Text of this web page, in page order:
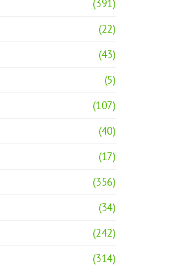
(391)
(22)
(43)
(5)
(107)
(40)
(17)
(356)
(34)
(242)
(314)